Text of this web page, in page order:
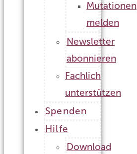
Mutationen
melden
Newsletter
abonnieren
Fachlich
unterstützen
Spenden
Hilfe
Download